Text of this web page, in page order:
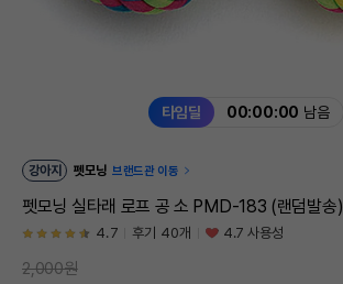
타임딜 00:00:00 남음
강아지 펫모닝 브랜드관 이동
펫모닝 실타래 로프 공 소 PMD-183 (랜덤발송)
4.7 후기 40개 4.7 사용성
2,000원